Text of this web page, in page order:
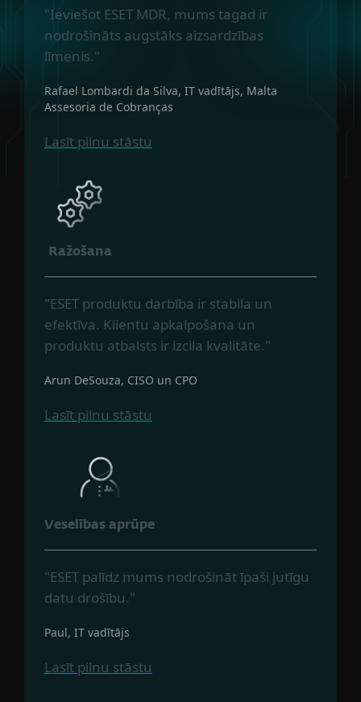
"Ieviešot ESET MDR, mums tagad ir
nodrošināts augstāks aizsardzības
līmenis."
Rafael Lombardi da Silva, IT vadītājs, Malta
Assesoria de Cobranças
Lasīt pilnu stāstu
Ražošana
"ESET produktu darbība ir stabila un
efektīva. Klientu apkalpošana un
produktu atbalsts ir izcila kvalitāte."
Arun DeSouza, CISO un CPO
Lasīt pilnu stāstu
Veselības aprūpe
"ESET palīdz mums nodrošināt īpaši jutīgu
datu drošību."
Paul, IT vadītājs
Lasīt pilnu stāstu